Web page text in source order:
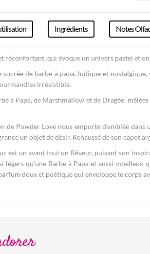
réconfortant, qui évoque un univers pastel et
de barbe à papa, ludique et
irrésistible.
à Papa, de Marshmallow et de Dragée,
de Powder Love nous emporte d’emblée
un objet de désir. Rehaussé de son capot
est un avant tout un Rêveur, puisant son
légers qu’une Barbe à Papa et aussi
doux et poétique qui enveloppe le corps
Ingrédients Notes